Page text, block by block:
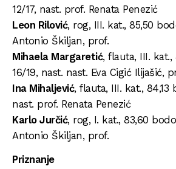
12/17, nast. prof. Renata Penezić
Leon Rilović, rog, III. kat., 85,50
Antonio Škiljan, prof.
Mihaela Margaretić, flauta, III.
16/19, nast. nast. Eva Cigić Ilijašić,
Ina Mihaljević, flauta, III. kat., 84,13
nast. prof. Renata Penezić
Karlo Jurčić, rog, I. kat., 83,60
Antonio Škiljan, prof.
Priznanje